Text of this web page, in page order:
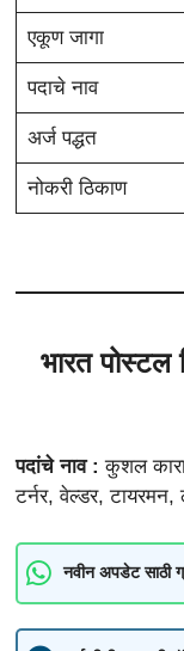
एकूण जागा
पदाचे नाव
अर्ज पद्धत
नोकरी ठिकाण
भारत पोस्टल
पदांचे नाव :कुशल
टर्नर, वेल्डर, टायरमन,
नवीन अपडेट साठी